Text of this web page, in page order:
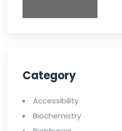
Category
Accessibility
Biochemistry